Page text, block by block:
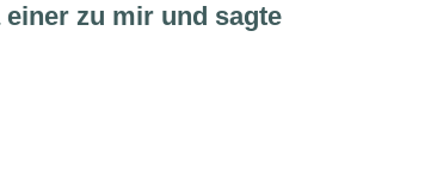
zu mir und sagte